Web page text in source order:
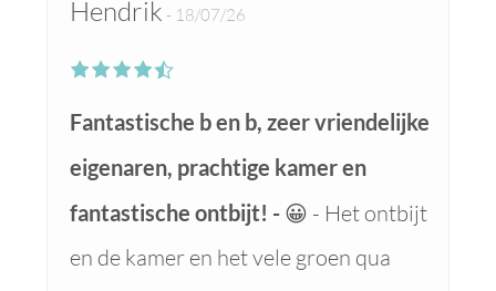
Hendrik 18/07/26
Fantastische b en b, zeer vriendelijke
eigenaren, prachtige kamer en
fantastische ontbijt!
😀 - Het ontbijt
en de kamer en het vele groen qua